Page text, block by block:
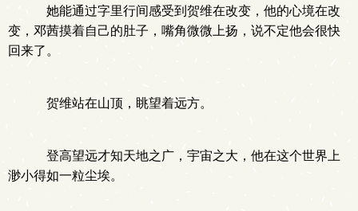
她能通过字里行间感受到贺维在改变，他的心境在改
变，邓茜摸着自己的肚子，嘴角微微上扬，说不定他会很快
回来了。
贺维站在山顶，眺望着远方。
登高望远才知天地之广，宇宙之大，他在这个世界上
渺小得如一粒尘埃。